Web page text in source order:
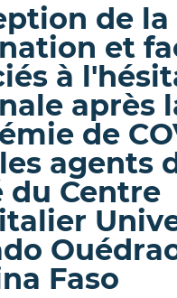
de la
et
à
après
de
agents
du Centre
Faso